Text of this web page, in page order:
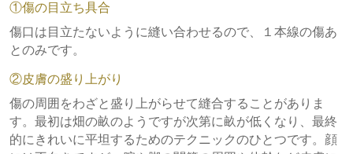
①傷の目立ち具合
傷口は目立たないように縫い合わせるので、１本線の傷あ
とのみです。
②皮膚の盛り上がり
傷の周囲をわざと盛り上がらせて縫合することがありま
す。最初は畑の畝のようですが次第に畝が低くなり、最終
的にきれいに平坦するためのテクニックのひとつです。顔